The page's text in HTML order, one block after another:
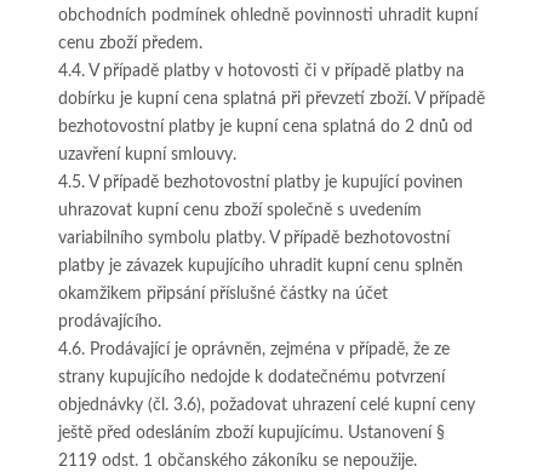
obchodních podmínek ohledně povinnosti uhradit kupní
cenu zboží předem.
4.4. V případě platby v hotovosti či v případě platby na
dobírku je kupní cena splatná při převzetí zboží. V případě
bezhotovostní platby je kupní cena splatná do 2 dnů od
uzavření kupní smlouvy.
4.5. V případě bezhotovostní platby je kupující povinen
uhrazovat kupní cenu zboží společně s uvedením
variabilního symbolu platby. V případě bezhotovostní
platby je závazek kupujícího uhradit kupní cenu splněn
okamžikem připsání příslušné částky na účet
prodávajícího.
4.6. Prodávající je oprávněn, zejména v případě, že ze
strany kupujícího nedojde k dodatečnému potvrzení
objednávky (čl. 3.6), požadovat uhrazení celé kupní ceny
ještě před odesláním zboží kupujícímu. Ustanovení §
2119 odst. 1 občanského zákoníku se nepoužije.